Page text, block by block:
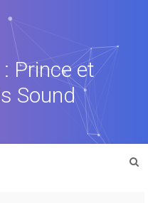
Prince et
Sound